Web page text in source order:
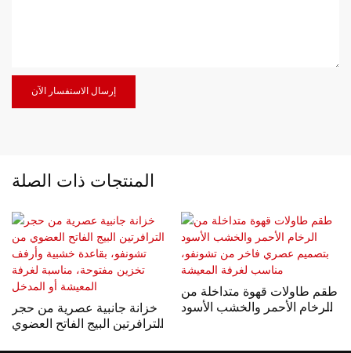
إرسال الاستفسار الآن
المنتجات ذات الصلة
خزانة جانبية عصرية من حجر
الترافرتين البيج الفاتح العضوي
طقم طاولات قهوة متداخلة من
الرخام الأحمر والخشب الأسود